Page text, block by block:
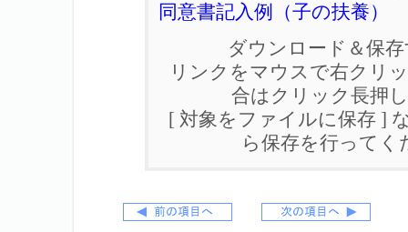
同意書記入例（子の扶養）
ダウンロード＆保
リンクをマウスで右クリ
合はクリック長押
[ 対象をファイルに保存 ]
ら保存を行ってく